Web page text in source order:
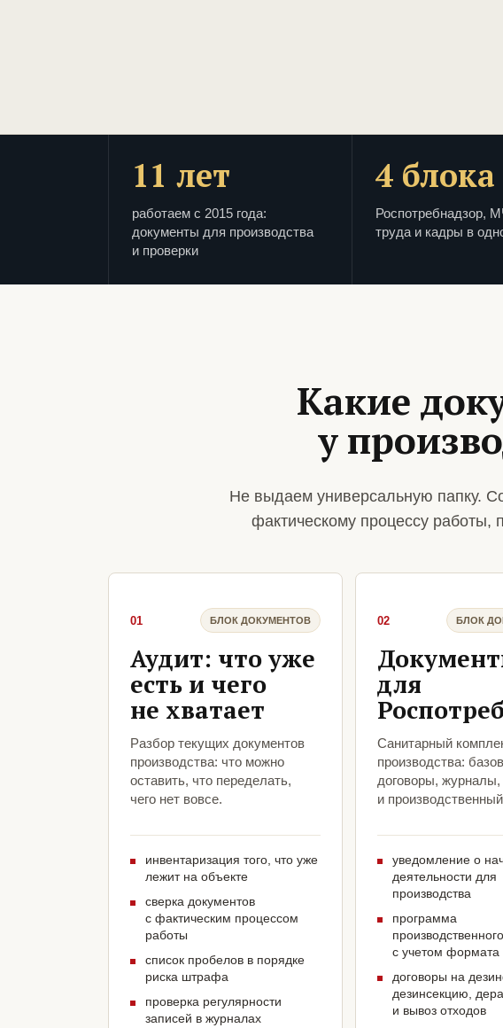
11 лет
работаем с 2015 года:
документы для производства
и проверки
4 блока
Роспотребнадзор,
труда и кадры в
Какие
у
Не выдаем универсальную папку.
фактическому процессу
01 БЛОК ДОКУМЕНТОВ
Аудит: что уже
есть и чего
не хватает
Разбор текущих документов
производства: что можно
оставить, что переделать,
чего нет вовсе.
инвентаризация того, что уже
лежит на объекте
сверка документов
с фактическим процессом
работы
список пробелов в порядке
риска штрафа
проверка регулярности
записей в журналах
02 БЛОК
для
Санитарный
производства:
договоры, журналы,
и
уведомление о
деятельности для
производства
программа
с учетом формата
договоры на
дезинсекцию,
и вывоз отходов